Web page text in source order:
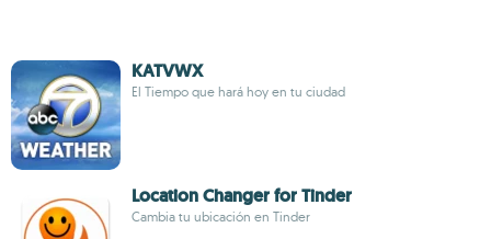
KATVWX
El Tiempo que hará hoy en tu ciudad
Location Changer for Tinder
Cambia tu ubicación en Tinder